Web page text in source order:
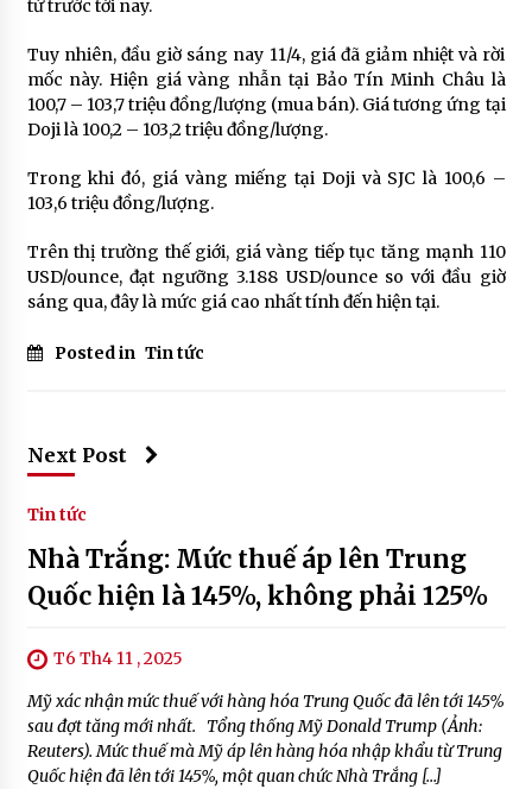
từ trước tới nay.
Tuy nhiên, đầu giờ sáng nay 11/4, giá đã giảm nhiệt và rời
mốc này. Hiện giá vàng nhẫn tại Bảo Tín Minh Châu là
100,7 – 103,7 triệu đồng/lượng (mua bán). Giá tương ứng tại
Doji là 100,2 – 103,2 triệu đồng/lượng.
Trong khi đó, giá vàng miếng tại Doji và SJC là 100,6 –
103,6 triệu đồng/lượng.
Trên thị trường thế giới, giá vàng tiếp tục tăng mạnh 110
USD/ounce, đạt ngưỡng 3.188 USD/ounce so với đầu giờ
sáng qua, đây là mức giá cao nhất tính đến hiện tại.
Posted in Tin tức
Next Post
Tin tức
Nhà Trắng: Mức thuế áp lên Trung
Quốc hiện là 145%, không phải 125%
T6 Th4 11 , 2025
Mỹ xác nhận mức thuế với hàng hóa Trung Quốc đã lên tới 145%
sau đợt tăng mới nhất. Tổng thống Mỹ Donald Trump (Ảnh:
Reuters). Mức thuế mà Mỹ áp lên hàng hóa nhập khẩu từ Trung
Quốc hiện đã lên tới 145%, một quan chức Nhà Trắng […]